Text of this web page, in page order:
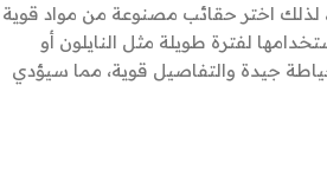
لذلك اختر حقائب مصنوعة من مواد قوية
لفترة طويلة مثل النايلون أو
جيدة والتفاصيل قوية، مما سيؤدي